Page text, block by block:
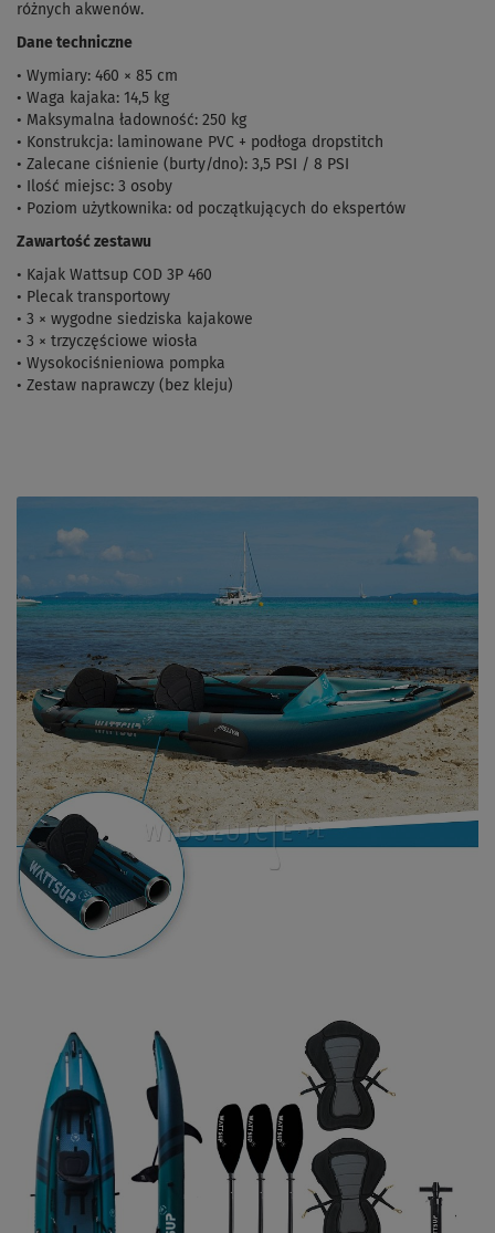
różnych akwenów.
Dane techniczne
• Wymiary: 460 × 85 cm
• Waga kajaka: 14,5 kg
• Maksymalna ładowność: 250 kg
• Konstrukcja: laminowane PVC + podłoga dropstitch
• Zalecane ciśnienie (burty/dno): 3,5 PSI / 8 PSI
• Ilość miejsc: 3 osoby
• Poziom użytkownika: od początkujących do ekspertów
Zawartość zestawu
• Kajak Wattsup COD 3P 460
• Plecak transportowy
• 3 × wygodne siedziska kajakowe
• 3 × trzyczęściowe wiosła
• Wysokociśnieniowa pompka
• Zestaw naprawczy (bez kleju)